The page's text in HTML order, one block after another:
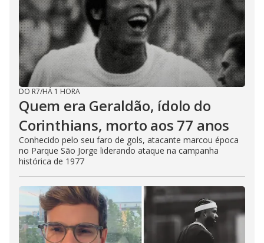
DO R7/HÁ 1 HORA
Quem era Geraldão, ídolo do
Corinthians, morto aos 77 anos
Conhecido pelo seu faro de gols, atacante marcou época
no Parque São Jorge liderando ataque na campanha
histórica de 1977